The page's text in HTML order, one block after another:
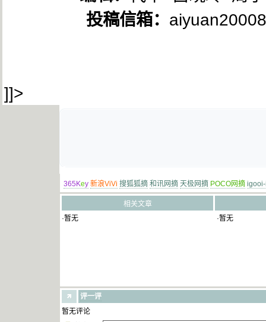
投稿信箱：
]]>
365Key 新浪ViVi 搜狐狐摘 和讯网摘 天极网摘 POCO网摘
相关文章
·暂无
·暂无
评一评
暂无评论